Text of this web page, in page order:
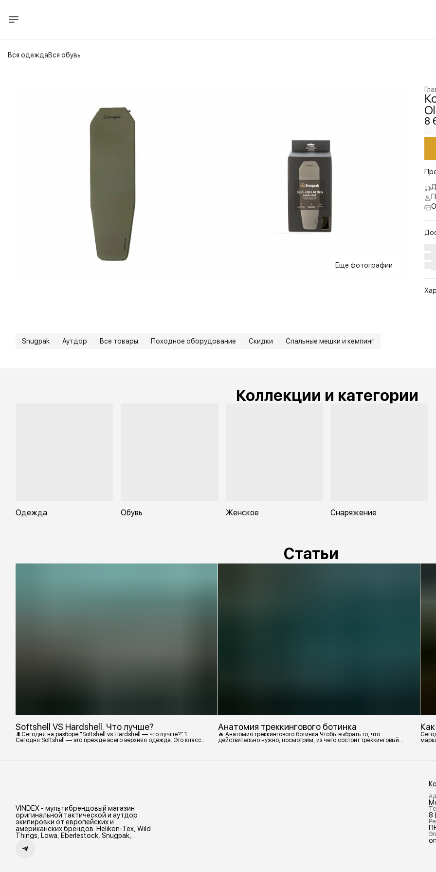
Вся одеждаВся обувь
Еще фотографии
8
Snugpak Аутдор Все товары Походное оборудование Скидки Спальные мешки и кемпинг
Коллекции и категории
Одежда Обувь Женское Снаряжение
Статьи
Softshell VS Hardshell. Что лучше?
🌲Сегодня на разборе "Softshell vs Hardshell — что лучше?" 1.
Сегодня Softshell — это прежде всего верхняя одежда. Это класс
Анатомия треккингового ботинка
🔥 Анатомия треккингового ботинка Чтобы выбрать то, что
действительно нужно, посмотрим, из чего состоит треккинговый
VINDEX - мультибрендовый магазин
оригинальной тактической и аутдор
экипировки от европейских и
американских брендов: Helikon-Tex, Wild
Things, Lowa, Eberlestock, Snugpak,
8